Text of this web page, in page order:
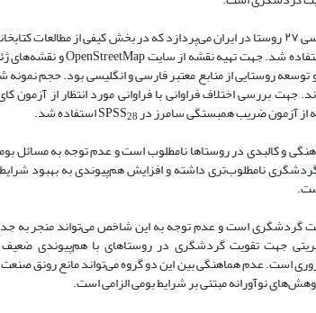
این پژوهش، کیفی و توصیفی-تحلیلی به بررسی ۲۷ روستا در ایران می‌پردازد که در بخش کیفی از
شد. جهت تهیه نقشه از سایتOpenStreetMapو نقشه‌های
بررسی اختلاف فراوانی با فراوانی مورد انتظار از آزمون
از آزمون ضریب همبستگی سامرز در SPSS28
استفاده شد.
و کالبدی در روستاها نامطلوب است و عدم توجه به مسائل
نامطلوب‌تری داشته و افزایش هم‌پیوندی به بهبود
گردشگری است و عدم توجه به این شاخص می‌تواند منجر به
مدیریتی جهت تقویت گردشگری در روستاهای با هم‌پیوندی
است. عدم هماهنگی بین این دو گروه می‌تواند مانع رونق
نوآورانه مبتنی بر شرایط بومی الزامی است.